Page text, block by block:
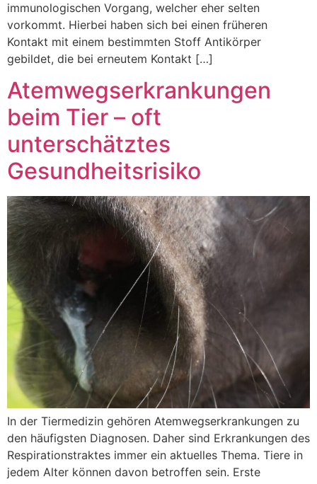
immunologischen Vorgang, welcher eher selten
vorkommt. Hierbei haben sich bei einen früheren
Kontakt mit einem bestimmten Stoff Antikörper
gebildet, die bei erneutem Kontakt […]
Atemwegserkrankungen
beim Tier – oft
unterschätztes
Gesundheitsrisiko
In der Tiermedizin gehören Atemwegserkrankungen zu
den häufigsten Diagnosen. Daher sind Erkrankungen des
Respirationstraktes immer ein aktuelles Thema. Tiere in
jedem Alter können davon betroffen sein. Erste